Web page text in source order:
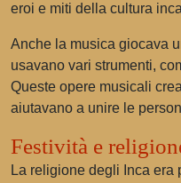
eroi e miti della cultura
Anche la musica giocava
usavano vari strumenti,
Queste opere musicali
aiutavano a unire le
Festività e
La religione degli Inca era